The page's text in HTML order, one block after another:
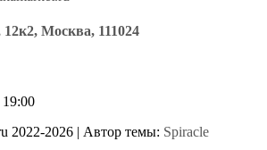
Москва, 111024
2022-2026 | Автор темы: Spiracle